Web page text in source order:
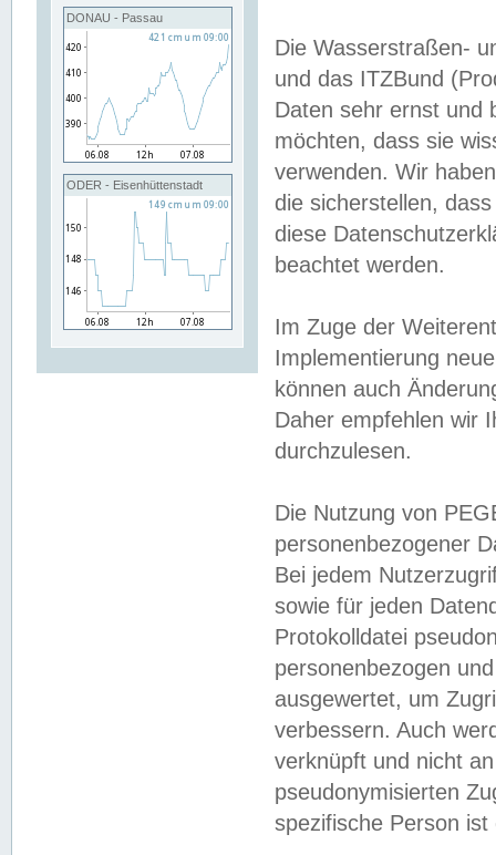
DONAU - Passau
ODER - Eisenhüttenstadt
Die Wasserstraßen-
und das ITZBund
Daten sehr ernst und
möchten, dass sie
verwenden. Wir
die sicherstellen,
diese
beachtet werden.
Im Zuge der
Implementierung
können auch
Daher empfehlen wir
durchzulesen.
Die Nutzung von
personenbezogener
Bei jedem
sowie für jeden
Protokolldatei
personenbezogen
ausgewertet, um
verbessern. Auch
verknüpft und nicht
pseudonymisierten
spezifische Person